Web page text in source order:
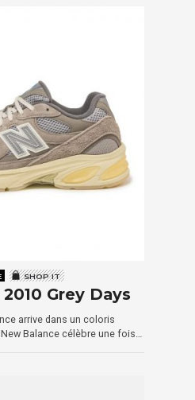
SHOP IT
Grey Days
arrive dans un coloris
Balance célèbre une fois…